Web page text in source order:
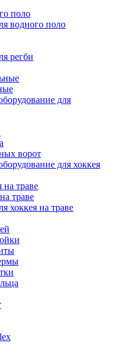
поло
водного поло
регби
для
ворот
для хоккея
на траве
траве
хоккея на траве